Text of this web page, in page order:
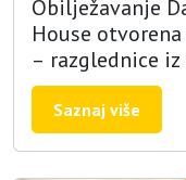
Obilježavanje
House
– razglednice
Saznaj više